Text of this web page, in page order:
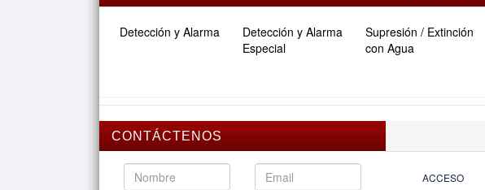
Detección y Alarma
Detección y Alarma
Especial
Supresión / Extinción
con Agua
CONTÁCTENOS
ACCESO